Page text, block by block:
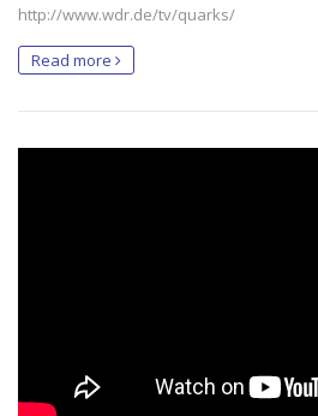
http://www.wdr.de/tv/quarks/
Read more